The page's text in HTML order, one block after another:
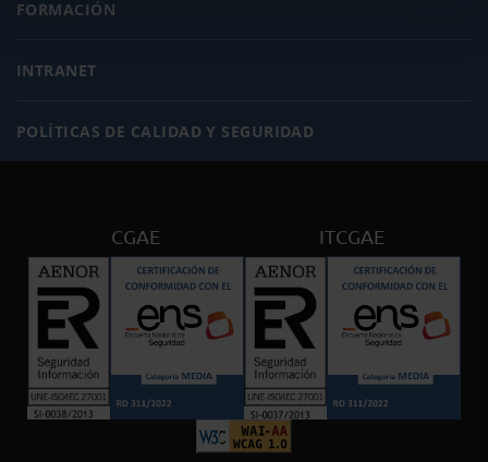
FORMACIÓN
INTRANET
POLÍTICAS DE CALIDAD Y SEGURIDAD
CGAE ITCGAE